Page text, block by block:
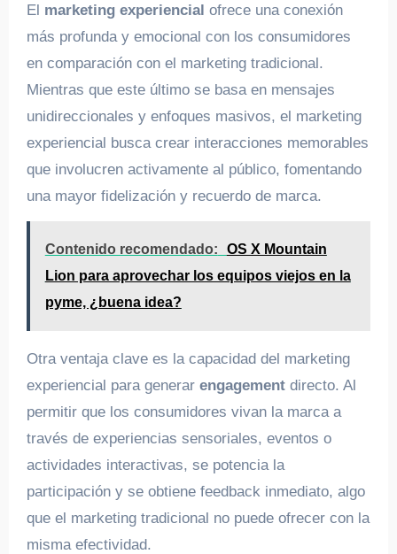
El marketing experiencial ofrece una conexión
más profunda y emocional con los consumidores
en comparación con el marketing tradicional.
Mientras que este último se basa en mensajes
unidireccionales y enfoques masivos, el marketing
experiencial busca crear interacciones memorables
que involucren activamente al público, fomentando
una mayor fidelización y recuerdo de marca.
Contenido recomendado:
OS X Mountain
Lion para aprovechar los equipos viejos en la
pyme, ¿buena idea?
Otra ventaja clave es la capacidad del marketing
experiencial para generar engagementdirecto. Al
permitir que los consumidores vivan la marca a
través de experiencias sensoriales, eventos o
actividades interactivas, se potencia la
participación y se obtiene feedback inmediato, algo
que el marketing tradicional no puede ofrecer con la
misma efectividad.